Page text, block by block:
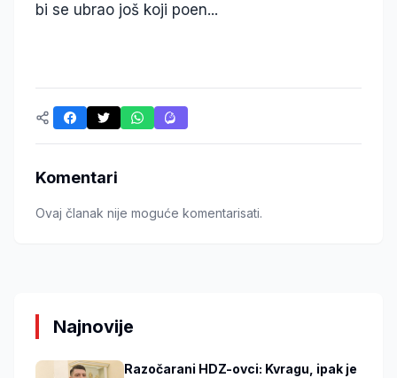
bi se ubrao još koji poen...
Komentari
Ovaj članak nije moguće komentarisati.
Najnovije
Razočarani HDZ-ovci: Kvragu, ipak je